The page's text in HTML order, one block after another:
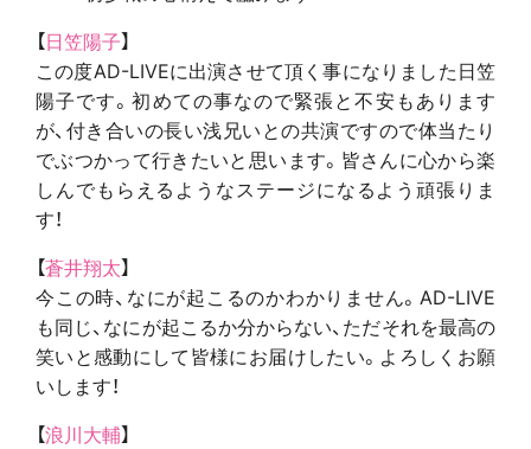
【日笠陽子】
この度AD-LIVEに出演させて頂く事になりました日笠
陽子です。初めての事なので緊張と不安もあります
が、付き合いの長い浅兄いとの共演ですので体当たり
でぶつかって行きたいと思います。皆さんに心から楽
しんでもらえるようなステージになるよう頑張りま
す！
【蒼井翔太】
今この時、なにが起こるのかわかりません。AD-LIVE
も同じ、なにが起こるか分からない、ただそれを最高の
笑いと感動にして皆様にお届けしたい。よろしくお願
いします！
【浪川大輔】